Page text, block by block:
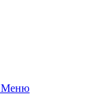
Меню